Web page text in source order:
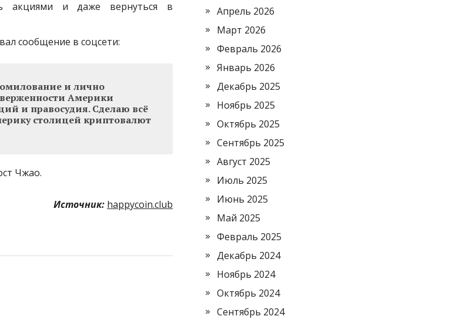
акциями и даже вернуться в
сообщение в соцсети:
и лично
Америки
и правосудия. Сделаю всё
столицей криптовалют
Чжао.
Источник: happycoin.club
Апрель 2026
Март 2026
Февраль 2026
Январь 2026
Декабрь 2025
Ноябрь 2025
Октябрь 2025
Сентябрь 2025
Август 2025
Июль 2025
Июнь 2025
Май 2025
Февраль 2025
Декабрь 2024
Ноябрь 2024
Октябрь 2024
Сентябрь 2024